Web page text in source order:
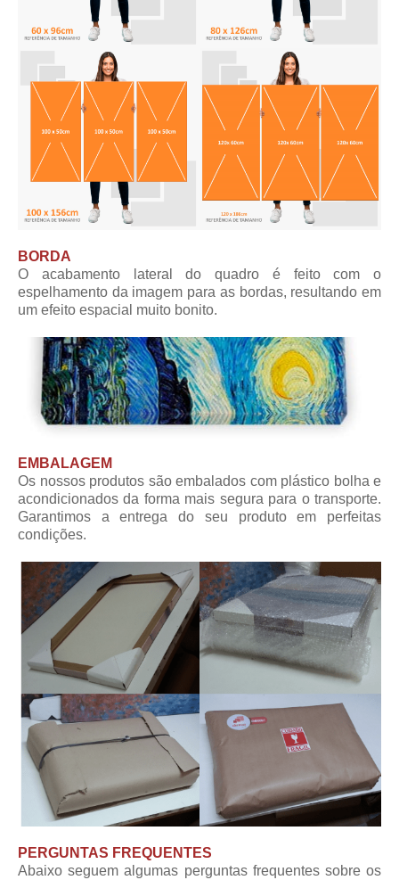
BORDA
O acabamento lateral do quadro é feito com o
espelhamento da imagem para as bordas, resultando em
um efeito espacial muito bonito.
EMBALAGEM
Os nossos produtos são embalados com plástico bolha e
acondicionados da forma mais segura para o transporte.
Garantimos a entrega do seu produto em perfeitas
condições.
PERGUNTAS FREQUENTES
Abaixo seguem algumas perguntas frequentes sobre os